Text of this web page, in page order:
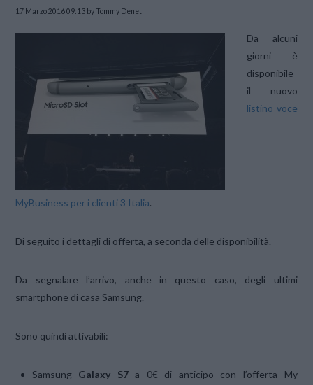
17 Marzo 2016 09:13 by Tommy Denet
Da alcuni
giorni è
disponibile
il nuovo
listino voce
MyBusiness per i clienti 3 Italia.
Di seguito i dettagli di offerta, a seconda delle disponibilità.
Da segnalare l’arrivo, anche in questo caso, degli ultimi
smartphone di casa Samsung.
Sono quindi attivabili:
Samsung Galaxy S7a 0€ di anticipo con l’offerta My